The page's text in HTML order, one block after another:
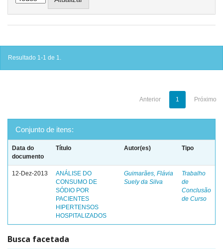
Resultado 1-1 de 1.
Anterior 1 Próximo
Conjunto de itens:
Data do
documento
Título Autor(es) Tipo
12-Dez-2013
ANÁLISE DO
CONSUMO DE
SÓDIO POR
PACIENTES
HIPERTENSOS
HOSPITALIZADOS
Guimarães, Flávia
Suely da Silva
Trabalho
de
Conclusão
de Curso
Busca facetada